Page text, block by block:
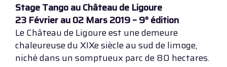
Stage Tango au Château de Ligoure
23 Février au 02 Mars 2019 – 9° édition
Le Château de Ligoure est une demeure
chaleureuse du XIXe siècle au sud de limoge,
niché dans un somptueux parc de 80 hectares.